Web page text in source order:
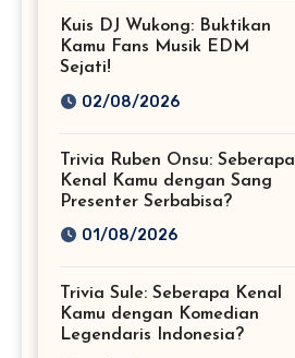
Kuis DJ Wukong: Buktikan
Kamu Fans Musik EDM
Sejati!
02/08/2026
Trivia Ruben Onsu: Seberapa
Kenal Kamu dengan Sang
Presenter Serbabisa?
01/08/2026
Trivia Sule: Seberapa Kenal
Kamu dengan Komedian
Legendaris Indonesia?